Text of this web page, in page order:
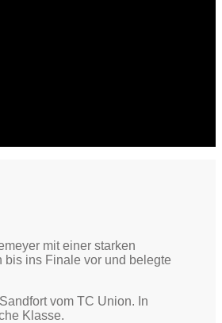
mit einer starken
bis ins Finale vor und belegte
vom TC Union. In
Klasse.